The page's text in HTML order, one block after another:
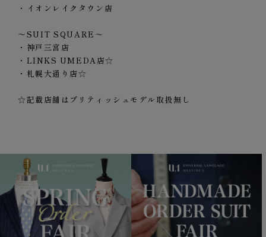
・イオンレイクタウン店
～SUIT SQUARE～
・神戸三宮店
・LINKS UMEDA店☆
・札幌大通り店☆
☆記載店舗はブリティッシュモデル取扱無し